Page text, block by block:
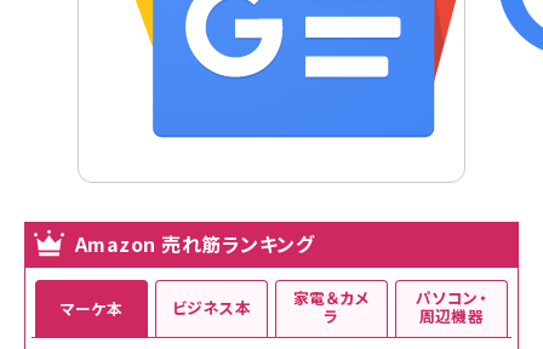
Amazon 売れ筋ランキング
マーケ本 ビジネス本 家電＆カメ
ラ
パソコン・
周辺機器